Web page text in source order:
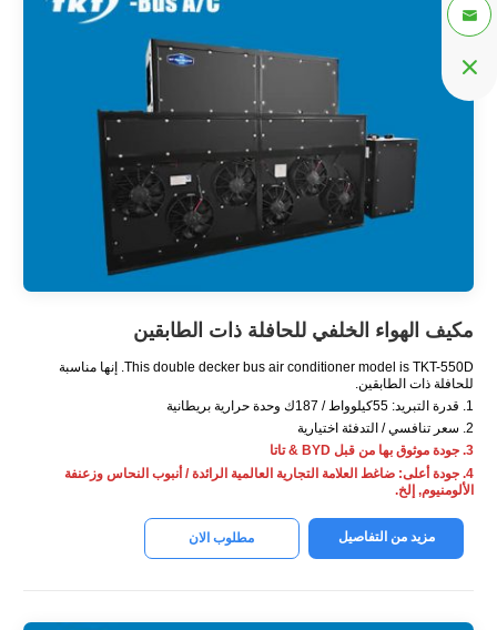
مكيف الهواء الخلفي للحافلة ذات الطابقين
This double decker bus air conditioner model is TKT-550D . إنها مناسبة
للحافلة ذات الطابقين.
1. قدرة التبريد: 55كيلوواط / 187ك وحدة حرارية بريطانية
2. سعر تنافسي / التدفئة اختيارية
3. جودة موثوق بها من قبل BYD & تاتا
4. جودة أعلى: ضاغط العلامة التجارية العالمية الرائدة / أنبوب النحاس وزعنفة
الألومنيوم, إلخ.
مزيد من التفاصيل مطلوب الان

